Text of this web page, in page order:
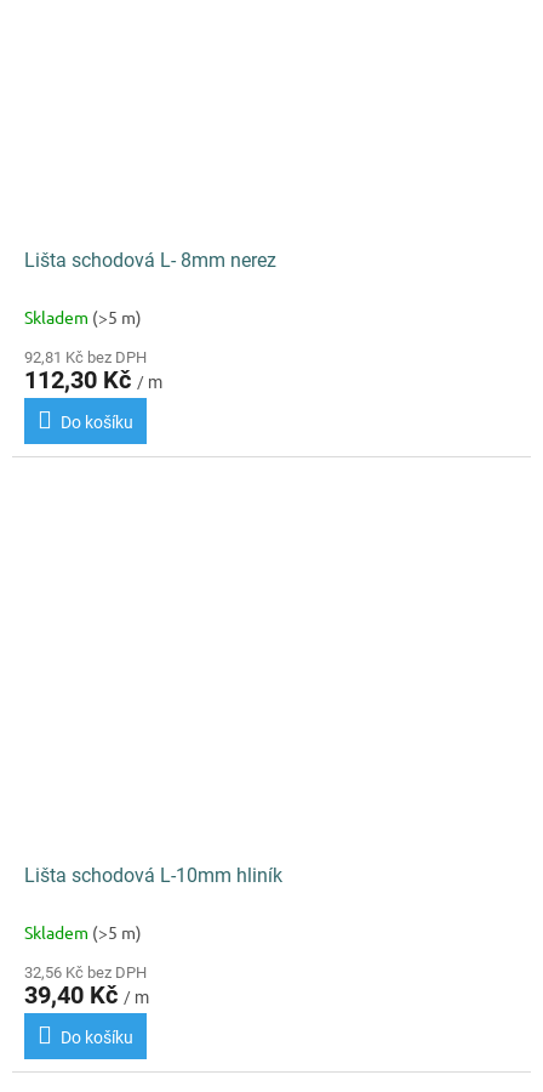
Lišta schodová L- 8mm nerez
Skladem (>5 m)
92,81 Kč bez DPH
112,30 Kč / m
Do košíku
Lišta schodová L-10mm hliník
Skladem (>5 m)
32,56 Kč bez DPH
39,40 Kč / m
Do košíku